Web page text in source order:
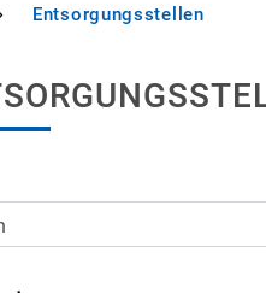
Entsorgungsstellen